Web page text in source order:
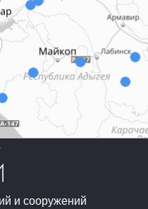
и сооружений